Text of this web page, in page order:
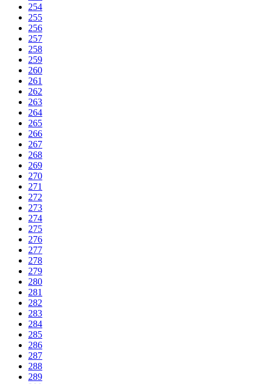
254
255
256
257
258
259
260
261
262
263
264
265
266
267
268
269
270
271
272
273
274
275
276
277
278
279
280
281
282
283
284
285
286
287
288
289